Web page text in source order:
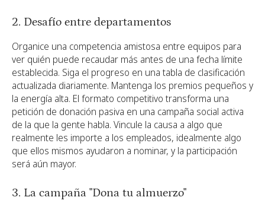
2. Desafío entre departamentos
Organice una competencia amistosa entre equipos para
ver quién puede recaudar más antes de una fecha límite
establecida. Siga el progreso en una tabla de clasificación
actualizada diariamente. Mantenga los premios pequeños y
la energía alta. El formato competitivo transforma una
petición de donación pasiva en una campaña social activa
de la que la gente habla. Vincule la causa a algo que
realmente les importe a los empleados, idealmente algo
que ellos mismos ayudaron a nominar, y la participación
será aún mayor.
3. La campaña "Dona tu almuerzo"